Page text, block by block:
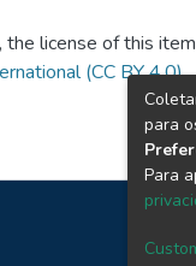
license of this
(CC BY 4.0)
para
Para